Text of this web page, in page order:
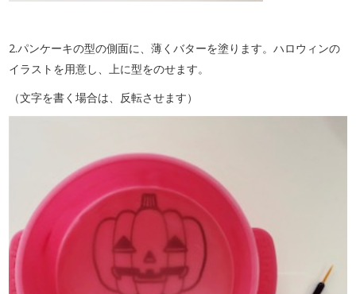
2.パンケーキの型の側面に、薄くバターを塗ります。ハロウィンの
イラストを用意し、上に型をのせます。
（文字を書く場合は、反転させます）